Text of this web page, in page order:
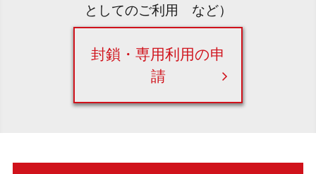
としてのご利用 など）
封鎖・専用利用の申
請